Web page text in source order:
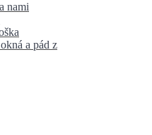
nami
a pád z